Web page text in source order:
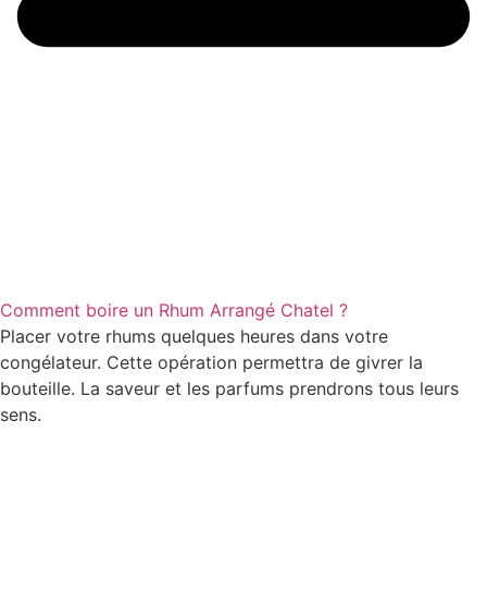
Comment boire un Rhum Arrangé Chatel ?
Placer votre rhums quelques heures dans votre
congélateur. Cette opération permettra de givrer la
bouteille. La saveur et les parfums prendrons tous leurs
sens.